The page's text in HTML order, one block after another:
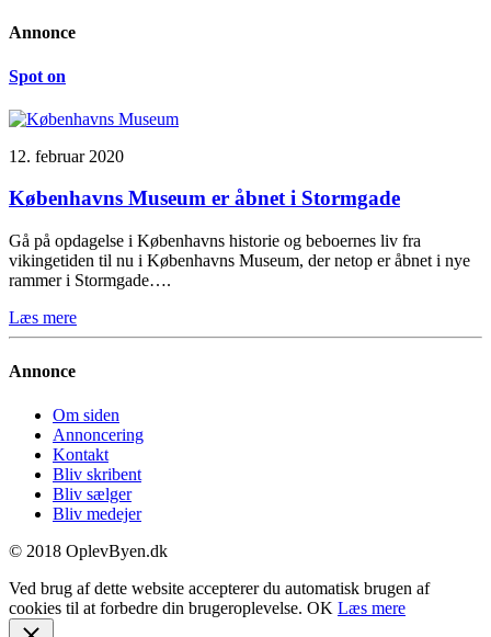
Annonce
Spot on
12. februar 2020
Københavns Museum er åbnet i Stormgade
Gå på opdagelse i Københavns historie og beboernes liv fra
vikingetiden til nu i Københavns Museum, der netop er åbnet i nye
rammer i Stormgade….
Læs mere
Annonce
Om siden
Annoncering
Kontakt
Bliv skribent
Bliv sælger
Bliv medejer
© 2018 OplevByen.dk
Ved brug af dette website accepterer du automatisk brugen af
cookies til at forbedre din brugeroplevelse. OK Læs mere